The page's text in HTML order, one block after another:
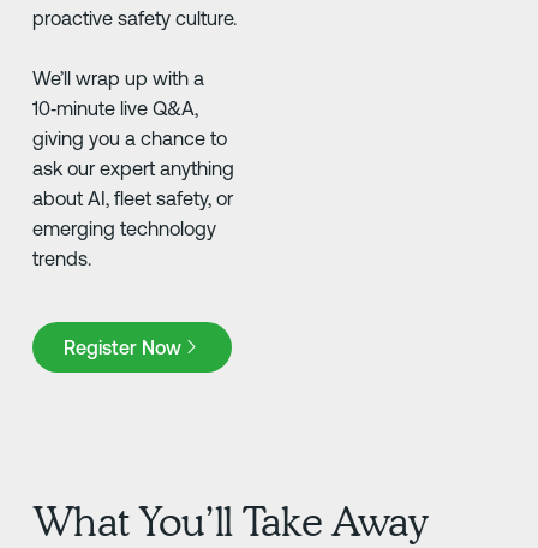
proactive safety culture.
We’ll wrap up with a
10‑minute live Q&A,
giving you a chance to
ask our expert anything
about AI, fleet safety, or
emerging technology
trends.
Register Now
Register Now
What You’ll Take Away